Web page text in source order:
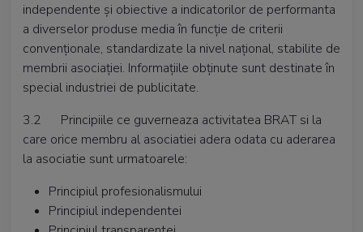
independente şi obiective a indicatorilor de performanta
a diverselor produse media în funcţie de criterii
convenţionale, standardizate la nivel naţional, stabilite de
membrii asociaţiei. Informaţiile obţinute sunt destinate în
special industriei de publicitate.
3.2 Principiile ce guverneaza activitatea BRAT si la
care orice membru al asociatiei adera odata cu aderarea
la asociatie sunt urmatoarele:
Principiul profesionalismului
Principiul independentei